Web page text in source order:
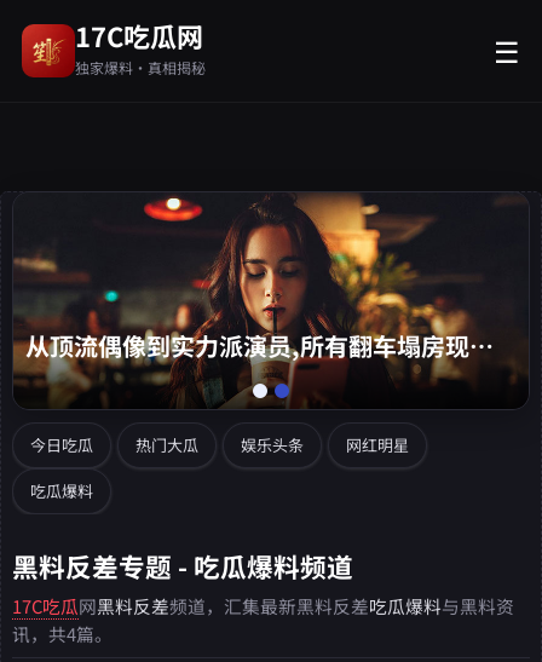
17C吃瓜网
独家爆料·真相揭秘 ☰
从顶流偶像到实力派演员,所有翻车塌房现场这里都能第一时间看到。
今日吃瓜 热门大瓜 娱乐头条
网红明星
吃瓜爆料
黑料反差专题 - 吃瓜爆料频道
17C吃瓜网黑料反差频道，汇集最新黑料反差吃瓜爆料与黑料资
讯，共4篇。